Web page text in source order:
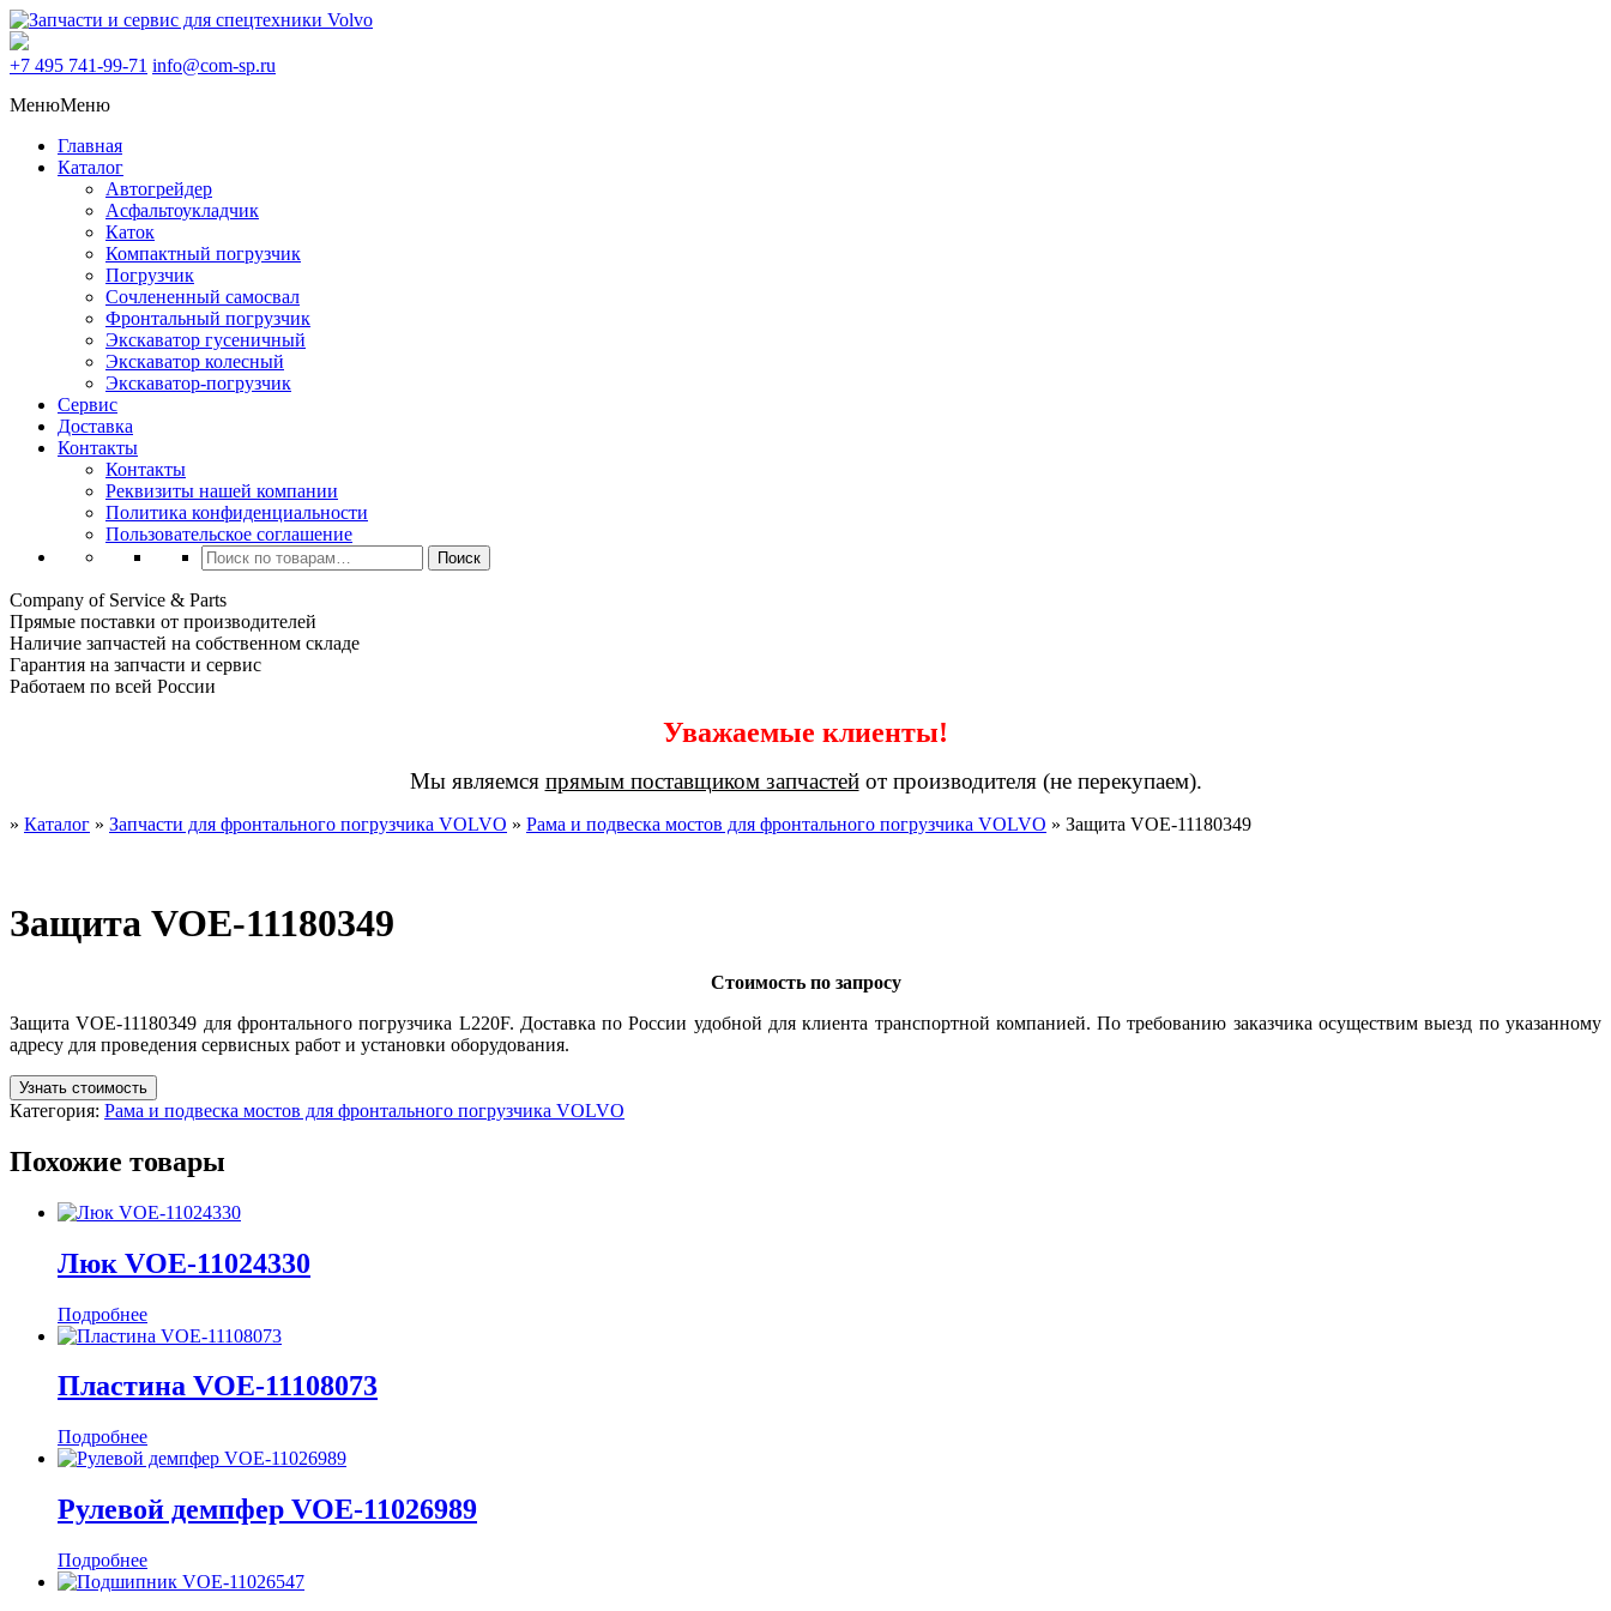
+7 495 741-99-71 info@com-sp.ru
МенюМеню
Главная
Каталог
Автогрейдер
Асфальтоукладчик
Каток
Компактный погрузчик
Погрузчик
Сочлененный самосвал
Фронтальный погрузчик
Экскаватор гусеничный
Экскаватор колесный
Экскаватор-погрузчик
Сервис
Доставка
Контакты
Контакты
Реквизиты нашей компании
Политика конфиденциальности
Пользовательское соглашение
Искать:
Поиск
Company of Service & Parts
Прямые поставки от производителей
Наличие запчастей на собственном складе
Гарантия на запчасти и сервис
Работаем по всей России
Уважаемые клиенты!
Мы являемся прямым поставщиком запчастейот производителя (не перекупаем).
» Каталог » Запчасти для фронтального погрузчика VOLVO » Рама и подвеска мостов для фронтального погрузчика VOLVO » Защита VOE-11180349
Защита VOE-11180349
Стоимость по запросу
Защита VOE-11180349 для фронтального погрузчика L220F. Доставка по России удобной для клиента транспортной компанией. По требованию заказчика осуществим выезд по указанному
адресу для проведения сервисных работ и установки оборудования.
Узнать стоимость
Категория: Рама и подвеска мостов для фронтального погрузчика VOLVO
Похожие товары
Люк VOE-11024330
Подробнее
Пластина VOE-11108073
Подробнее
Рулевой демпфер VOE-11026989
Подробнее